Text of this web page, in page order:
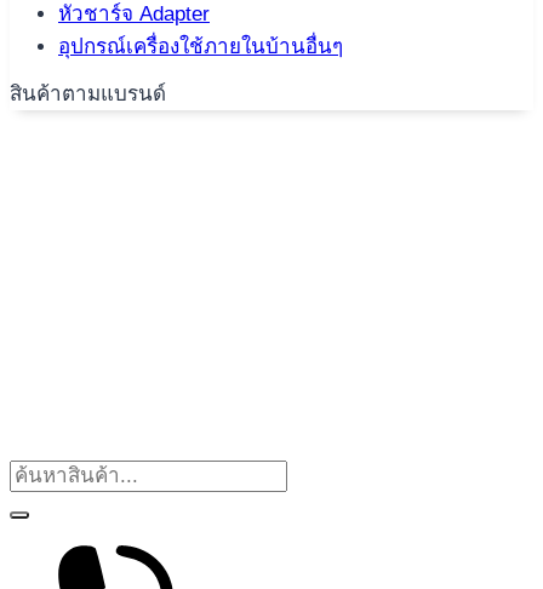
หัวชาร์จ Adapter
อุปกรณ์เครื่องใช้ภายในบ้านอื่นๆ
สินค้าตามแบรนด์